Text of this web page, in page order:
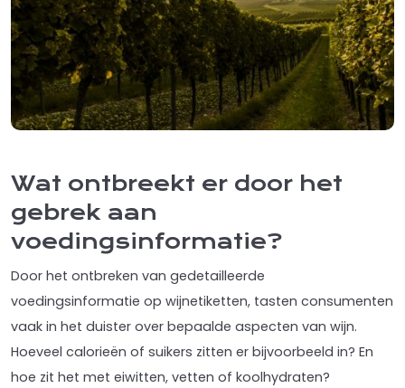
Wat ontbreekt er door het
gebrek aan
voedingsinformatie?
Door het ontbreken van gedetailleerde
voedingsinformatie op wijnetiketten, tasten consumenten
vaak in het duister over bepaalde aspecten van wijn.
Hoeveel calorieën of suikers zitten er bijvoorbeeld in? En
hoe zit het met eiwitten, vetten of koolhydraten?